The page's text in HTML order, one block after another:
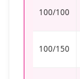
100/100
100/150